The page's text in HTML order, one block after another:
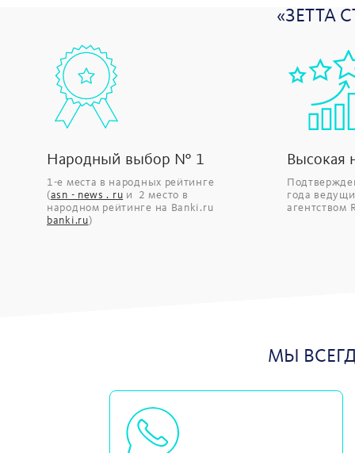
«ЗЕТТА
Народный выбор № 1
1-е места в народных рейтинге
(asn - news . ru и 2 место в
народном рейтинге на Banki.ru
banki.ru)
Высокая
года
агентством
МЫ